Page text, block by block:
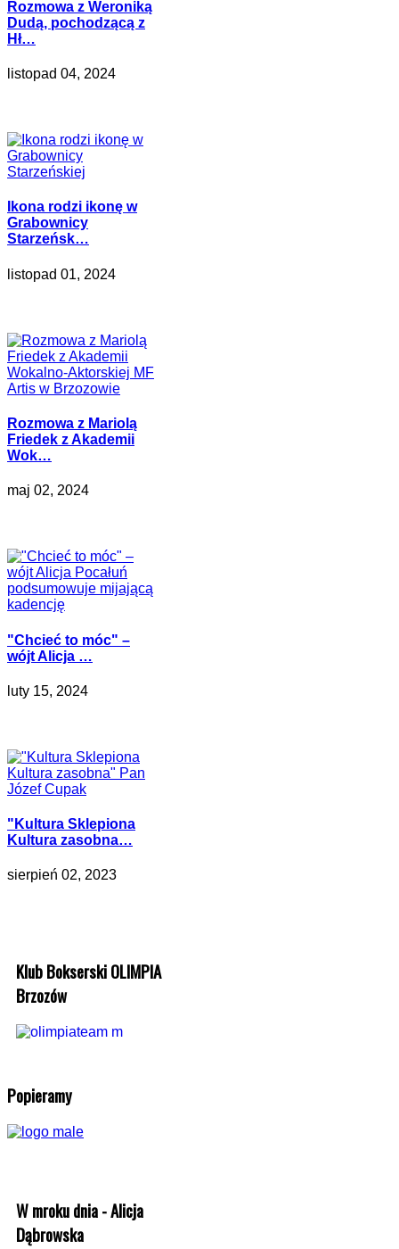
Rozmowa z Weroniką
Dudą, pochodzącą z
Hł…
listopad 04, 2024
Ikona rodzi ikonę w
Grabownicy
Starzeńsk…
listopad 01, 2024
Rozmowa z Mariolą
Friedek z Akademii
Wok…
maj 02, 2024
"Chcieć to móc" –
wójt Alicja …
luty 15, 2024
"Kultura Sklepiona
Kultura zasobna…
sierpień 02, 2023
Klub Bokserski OLIMPIA
Brzozów
Popieramy
W mroku dnia - Alicja
Dąbrowska